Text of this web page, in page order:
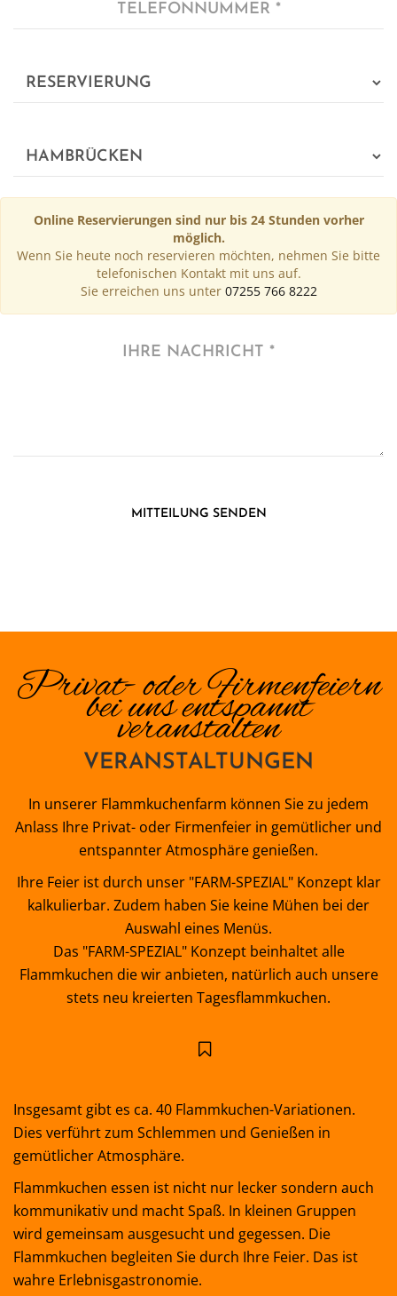
Online Reservierungen sind nur bis 24 Stunden vorher
möglich.
Wenn Sie heute noch reservieren möchten, nehmen Sie bitte
telefonischen Kontakt mit uns auf.
Sie erreichen uns unter 07255 766 8222
MITTEILUNG SENDEN
Privat- oder Firmenfeiern
bei uns entspannt
veranstalten
VERANSTALTUNGEN
In unserer Flammkuchenfarm können Sie zu jedem
Anlass Ihre Privat- oder Firmenfeier in gemütlicher und
entspannter Atmosphäre genießen.
Ihre Feier ist durch unser "FARM-SPEZIAL" Konzept klar
kalkulierbar. Zudem haben Sie keine Mühen bei der
Auswahl eines Menüs.
Das "FARM-SPEZIAL" Konzept beinhaltet alle
Flammkuchen die wir anbieten, natürlich auch unsere
stets neu kreierten Tagesflammkuchen.
Insgesamt gibt es ca. 40 Flammkuchen-Variationen.
Dies verführt zum Schlemmen und Genießen in
gemütlicher Atmosphäre.
Flammkuchen essen ist nicht nur lecker sondern auch
kommunikativ und macht Spaß. In kleinen Gruppen
wird gemeinsam ausgesucht und gegessen. Die
Flammkuchen begleiten Sie durch Ihre Feier. Das ist
wahre Erlebnisgastronomie.